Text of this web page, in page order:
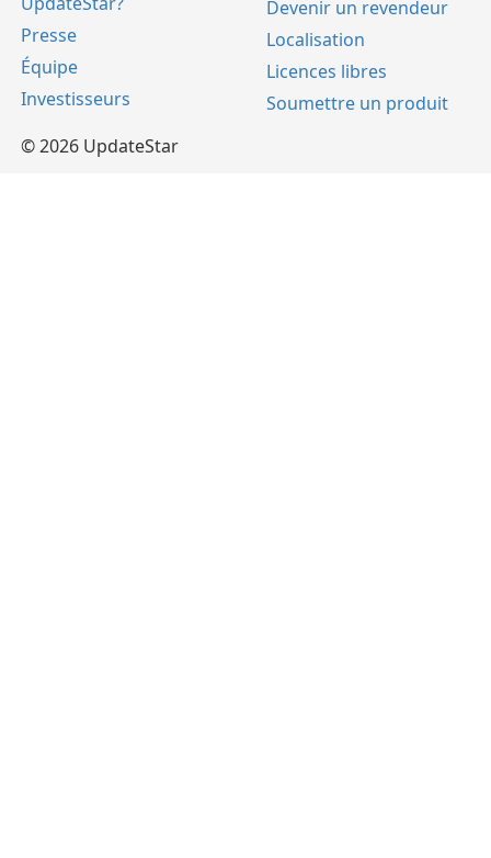
Presse
Équipe
Investisseurs
Devenir un revendeur
Localisation
Licences libres
Soumettre un produit
© 2026 UpdateStar